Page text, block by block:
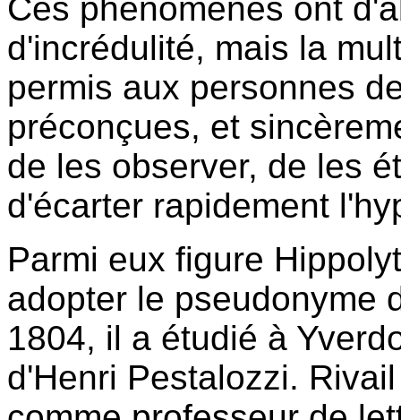
Ces phénomènes ont
d'incrédulité, mais la
permis aux personnes
préconçues, et
de les observer, de les
d'écarter rapidement
Parmi eux figure
adopter le pseudonyme
1804, il a étudié à
d'Henri Pestalozzi.